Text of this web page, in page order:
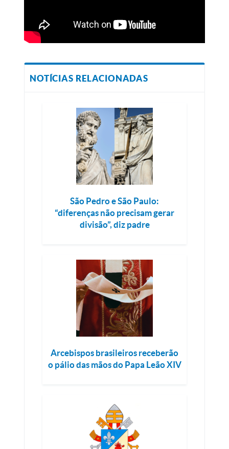
NOTÍCIAS RELACIONADAS
São Pedro e São Paulo:
“diferenças não precisam gerar
divisão”, diz padre
Arcebispos brasileiros receberão
o pálio das mãos do Papa Leão XIV